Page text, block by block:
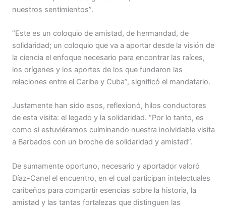
nuestros sentimientos”.
“Este es un coloquio de amistad, de hermandad, de
solidaridad; un coloquio que va a aportar desde la visión de
la ciencia el enfoque necesario para encontrar las raíces,
los orígenes y los aportes de los que fundaron las
relaciones entre el Caribe y Cuba”, significó el mandatario.
Justamente han sido esos, reflexionó, hilos conductores
de esta visita: el legado y la solidaridad. “Por lo tanto, es
como si estuviéramos culminando nuestra inolvidable visita
a Barbados con un broche de solidaridad y amistad”.
De sumamente oportuno, necesario y aportador valoró
Díaz-Canel el encuentro, en el cual participan intelectuales
caribeños para compartir esencias sobre la historia, la
amistad y las tantas fortalezas que distinguen las